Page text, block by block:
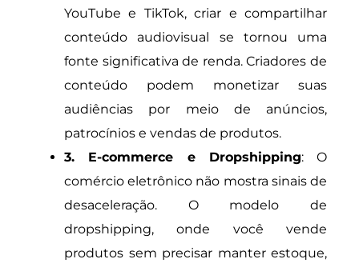
YouTube e TikTok, criar e compartilhar
conteúdo audiovisual se tornou uma
fonte significativa de renda. Criadores de
conteúdo podem monetizar suas
audiências por meio de anúncios,
patrocínios e vendas de produtos.
3. E-commerce e Dropshipping: O
comércio eletrônico não mostra sinais de
desaceleração. O modelo de
dropshipping, onde você vende
produtos sem precisar manter estoque,